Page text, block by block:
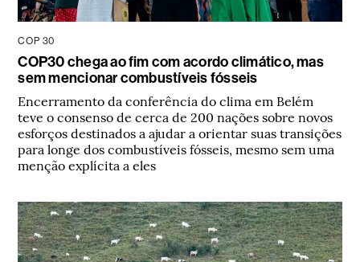
COP 30
COP30 chega ao fim com acordo climático, mas
sem mencionar combustíveis fósseis
Encerramento da conferência do clima em Belém
teve o consenso de cerca de 200 nações sobre novos
esforços destinados a ajudar a orientar suas transições
para longe dos combustíveis fósseis, mesmo sem uma
menção explícita a eles